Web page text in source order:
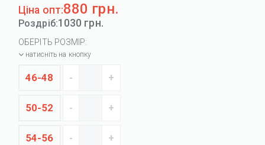
Ціна опт:880 грн.
Роздріб:1030 грн.
ОБЕРІТЬ РОЗМІР:
натисніть на кнопку
46-48
50-52
54-56